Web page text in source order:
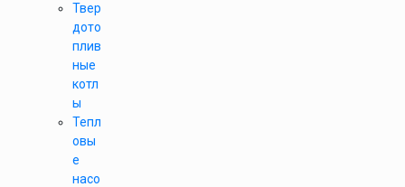
Твер
дото
плив
ные
котл
ы
Тепл
овы
е
насо